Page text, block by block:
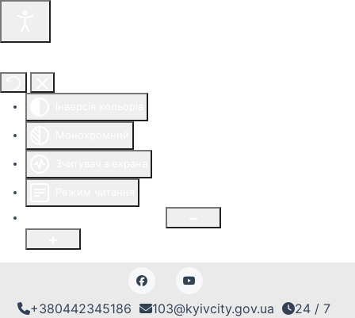
+380442345186 103@kyivcity.gov.ua 24 / 7